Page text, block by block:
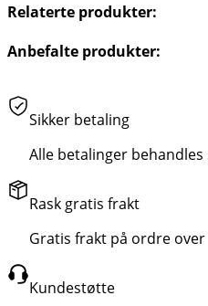
Relaterte produkter:
Anbefalte produkter:
Sikker betaling
Alle betalinger behandles
Rask gratis frakt
Gratis frakt på ordre over
Kundestøtte